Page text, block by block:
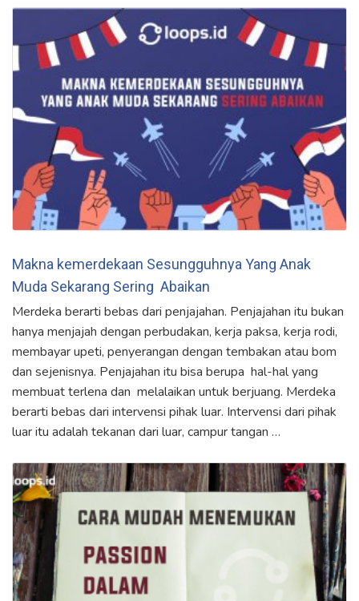
Makna kemerdekaan Sesungguhnya Yang Anak
Muda Sekarang Sering Abaikan
Merdeka berarti bebas dari penjajahan. Penjajahan itu bukan
hanya menjajah dengan perbudakan, kerja paksa, kerja rodi,
membayar upeti, penyerangan dengan tembakan atau bom
dan sejenisnya. Penjajahan itu bisa berupa hal-hal yang
membuat terlena dan melalaikan untuk berjuang. Merdeka
berarti bebas dari intervensi pihak luar. Intervensi dari pihak
luar itu adalah tekanan dari luar, campur tangan …